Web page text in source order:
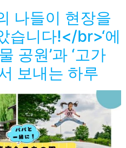
나들이 현장을
습니다!</br>‘에
공원’과 ‘고가
보내는 하루